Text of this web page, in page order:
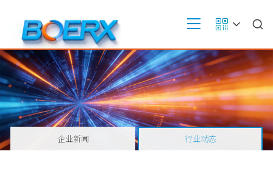
企业新闻 行业动态